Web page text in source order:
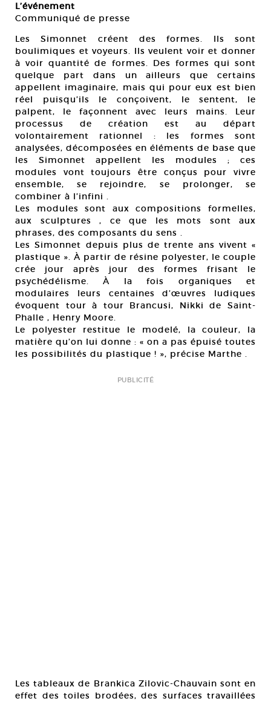
L’événement
Communiqué de presse
Les Simonnet créent des formes. Ils sont
boulimiques et voyeurs. Ils veulent voir et donner
à voir quantité de formes. Des formes qui sont
quelque part dans un ailleurs que certains
appellent imaginaire, mais qui pour eux est bien
réel puisqu’ils le conçoivent, le sentent, le
palpent, le façonnent avec leurs mains. Leur
processus de création est au départ
volontairement rationnel : les formes sont
analysées, décomposées en éléments de base que
les Simonnet appellent les modules ; ces
modules vont toujours être conçus pour vivre
ensemble, se rejoindre, se prolonger, se
combiner à l’infini .
Les modules sont aux compositions formelles,
aux sculptures , ce que les mots sont aux
phrases, des composants du sens .
Les Simonnet depuis plus de trente ans vivent «
plastique ». À partir de résine polyester, le couple
crée jour après jour des formes frisant le
psychédélisme. À la fois organiques et
modulaires leurs centaines d’œuvres ludiques
évoquent tour à tour Brancusi, Nikki de Saint-
Phalle , Henry Moore.
Le polyester restitue le modelé, la couleur, la
matière qu’on lui donne : « on a pas épuisé toutes
les possibilités du plastique ! », précise Marthe .
PUBLICITÉ
Les tableaux de Brankica Zilovic-Chauvain sont en
effet des toiles brodées, des surfaces travaillées